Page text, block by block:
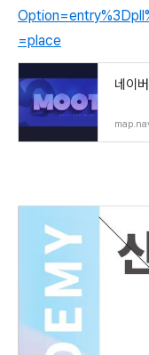
=place
네이